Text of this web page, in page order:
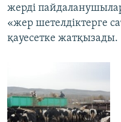
жерді
«жер шетелдіктерге
қауесетке жатқызады.